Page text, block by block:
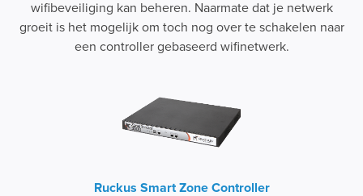
wifibeveiliging kan beheren. Naarmate dat je netwerk
groeit is het mogelijk om toch nog over te schakelen naar
een controller gebaseerd wifinetwerk.
Ruckus Smart Zone Controller